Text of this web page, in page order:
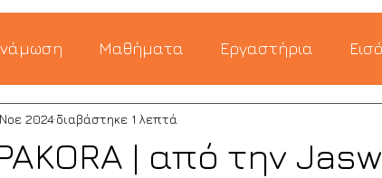
Μαθήματα Εργαστήρια
| από την
2024 διαβάστηκε 1 λεπτά